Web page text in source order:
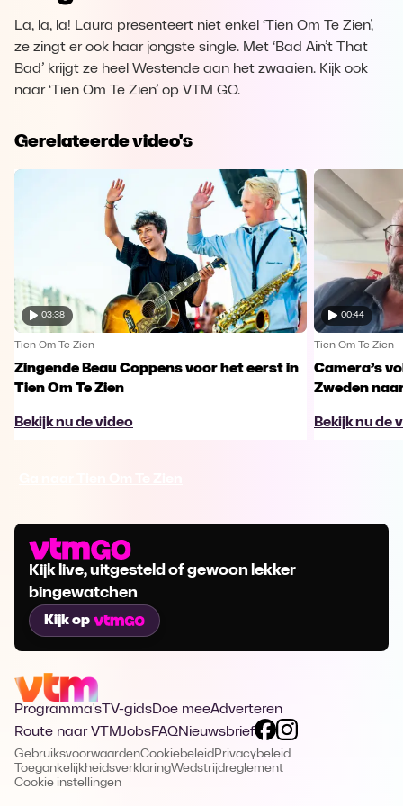
La, la, la! Laura presenteert niet enkel ‘Tien Om Te Zien’,
ze zingt er ook haar jongste single. Met ‘Bad Ain’t That
Bad’ krijgt ze heel Westende aan het zwaaien. Kijk ook
naar ‘Tien Om Te Zien’ op VTM GO.
Gerelateerde video's
03:38
Tien Om Te Zien
Zingende Beau Coppens voor het eerst in
Tien Om Te Zien
Bekijk nu de video
00:44
Tien Om Te Zien
Camera’s
Zweden
Bekijk nu de
Kijk live, uitgesteld of gewoon lekker
bingewatchen
Kijk op
Programma's TV-gidsDoe meeAdverteren
Route naar VTMJobsFAQNieuwsbrief
GebruiksvoorwaardenCookiebeleid Privacybeleid
ToegankelijkheidsverklaringWedstrijdreglement
Cookie instellingen